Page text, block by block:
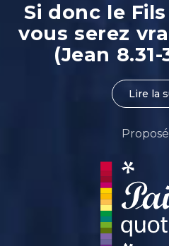
Si donc le
vous serez
(Jean
Lire la